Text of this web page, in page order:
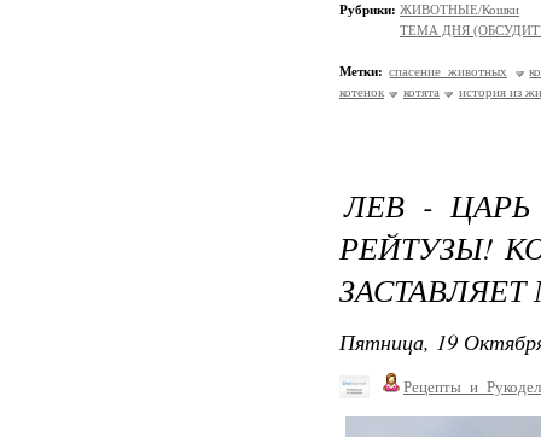
Рубрики: ЖИВОТНЫЕ/Кошки
ТЕМА ДНЯ
Метки: спасение животных
котенок
котята история из
ЛЕВ -
РЕЙТУЗЫ!
Пятница, 19